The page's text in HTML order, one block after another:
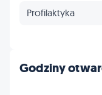
Profilaktyka
Godziny